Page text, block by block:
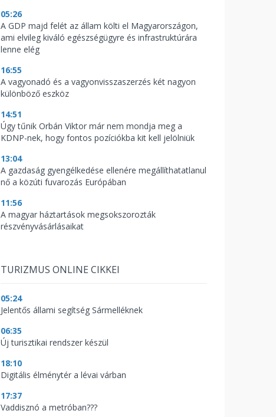
05:26
A GDP majd felét az állam költi el Magyarországon,
ami elvileg kiváló egészségügyre és infrastruktúrára
lenne elég
16:55
A vagyonadó és a vagyonvisszaszerzés két nagyon
különböző eszköz
14:51
Úgy tűnik Orbán Viktor már nem mondja meg a
KDNP-nek, hogy fontos pozíciókba kit kell jelölniük
13:04
A gazdaság gyengélkedése ellenére megállíthatatlanul
nő a közúti fuvarozás Európában
11:56
A magyar háztartások megsokszorozták
részvényvásárlásaikat
TURIZMUS ONLINE CIKKEI
05:24
Jelentős állami segítség Sármelléknek
06:35
Új turisztikai rendszer készül
18:10
Digitális élménytér a lévai várban
17:37
Vaddisznó a metróban???